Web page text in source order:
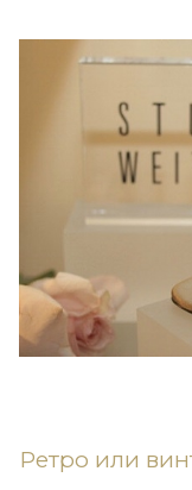
Ретро или